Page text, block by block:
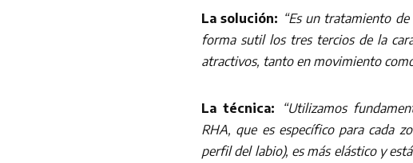
La solución: “Es un tratamiento
forma sutil los tres tercios de la
atractivos, tanto en movimiento
La técnica:
“Utilizamos
RHA, que es específico para cada
perfil del labio), es más elástico y